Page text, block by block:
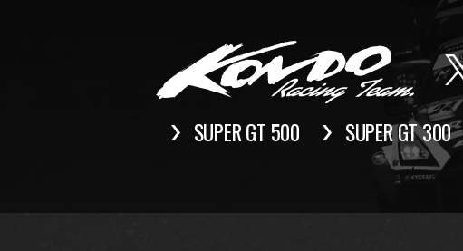
SUPER GT 500 SUPER GT 300